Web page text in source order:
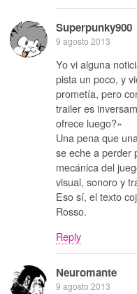
Superpunky900
9 agosto 2013
Yo vi alguna
pista un poco, y
prometía, pero
trailer es
ofrece luego?»
Una pena que
se eche a perder
mecánica del
visual, sonoro y
Eso sí, el texto
Rosso.
Reply
Neuromante
9 agosto 2013